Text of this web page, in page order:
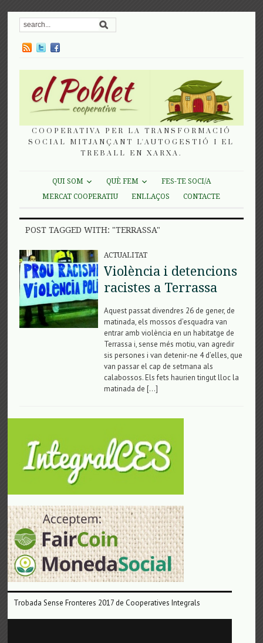
COOPERATIVA PER LA TRANSFORMACIÓ
SOCIAL MITJANÇANT L'AUTOGESTIÓ I EL
TREBALL EN XARXA.
QUI SOM QUÈ FEM
FES-TE SOCI/A
MERCAT COOPERATIU
ENLLAÇOS CONTACTE
POST TAGGED WITH: "TERRASSA"
ACTUALITAT
Violència i detencions
racistes a Terrassa
Aquest passat divendres 26 de gener, de
matinada, els mossos d’esquadra van
entrar amb violència en un habitatge de
Terrassa i, sense més motiu, van agredir
sis persones i van detenir-ne 4 d’elles, que
van passar el cap de setmana als
calabossos. Els fets haurien tingut lloc la
matinada de […]
Trobada Sense Fronteres 2017 de Cooperatives Integrals